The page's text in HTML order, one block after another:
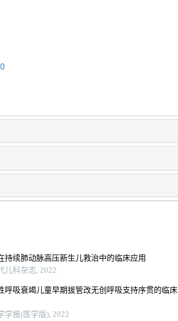
持续肺动脉高压新生儿救治中的临床应用
儿科杂志, 2022
呼吸衰竭儿童早期拔管改无创呼吸支持序贯的临床
学报(医学版), 2022